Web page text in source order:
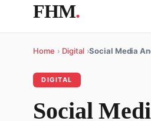
FHM.
Home › Digital ›Social Media
DIGITAL
Social